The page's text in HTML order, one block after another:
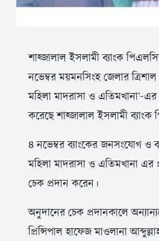
শাহ্জালাল ইসলামী ব্যাংক
নভেম্বর ময়মনসিংহ জেলার
মহিলা মাদরাসা ও এতিমখানা’-
করেছে শাহ্জালাল ইসলামী ব্যাংক
৪ নভেম্বর ব্যাংকের জনসংযোগ ও
মহিলা মাদরাসা ও এতিমখানা এর
চেক প্রদান করেন।
অনুদানের চেক প্রদানকালে
প্রিন্সিপাল হাফেজ মাওলানা